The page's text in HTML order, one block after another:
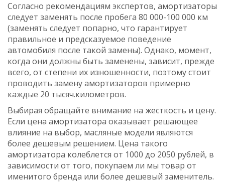
Согласно рекомендациям экспертов, амортизаторы
следует заменять после пробега 80 000-100 000 км
(заменять следует попарно, что гарантирует
правильное и предсказуемое поведение
автомобиля после такой замены). Однако, момент,
когда они должны быть заменены, зависит, прежде
всего, от степени их изношенности, поэтому стоит
проводить замену амортизаторов примерно
каждые 20 тысяч.километров.
Выбирая обращайте внимание на жесткость и цену.
Если цена амортизатора оказывает решающее
влияние на выбор, масляные модели являются
более дешевым решением. Цена такого
амортизатора колеблется от 1000 до 2050 рублей, в
зависимости от того, покупаем ли мы товар от
именитого бренда или более дешевый заменитель.